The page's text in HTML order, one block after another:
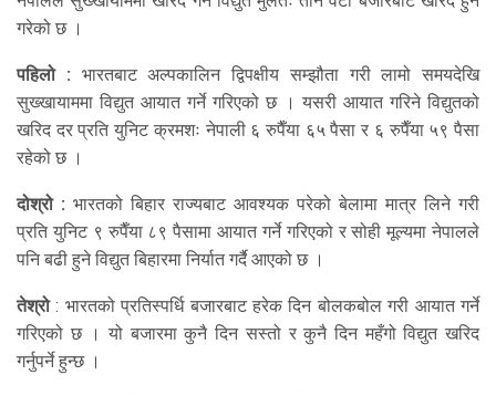
गरेको छ ।
पहिलो : भारतबाट अल्पकालिन द्विपक्षीय सम्झौता गरी लामो समयदेखि
सुख्खायाममा विद्युत आयात गर्ने गरिएको छ । यसरी आयात गरिने विद्युतको
खरिद दर प्रति युनिट क्रमशः नेपाली ६ रुपैँया ६५ पैसा र ६ रुपैँया ५९ पैसा
रहेको छ ।
दोश्रो : भारतको बिहार राज्यबाट आवश्यक परेको बेलामा मात्र लिने गरी
प्रति युनिट ९ रुपैँया ८९ पैसामा आयात गर्ने गरिएको र सोही मूल्यमा नेपालले
पनि बढी हुने विद्युत बिहारमा निर्यात गर्दै आएको छ ।
तेश्रो: भारतको प्रतिस्पर्धि बजारबाट हरेक दिन बोलकबोल गरी आयात गर्ने
गरिएको छ । यो बजारमा कुनै दिन सस्तो र कुनै दिन महँगो विद्युत खरिद
गर्नुपर्ने हुन्छ ।